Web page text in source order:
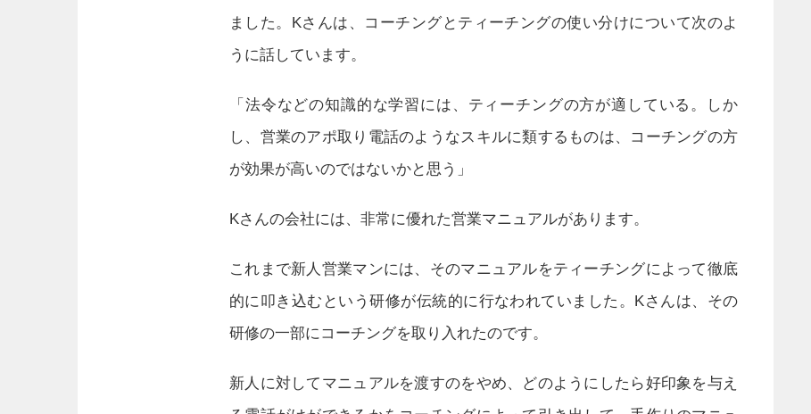
ました。Kさんは、コーチングとティーチングの使い分けについて次のよ
うに話しています。
「法令などの知識的な学習には、ティーチングの方が適している。しか
し、営業のアポ取り電話のようなスキルに類するものは、コーチングの方
が効果が高いのではないかと思う」
Kさんの会社には、非常に優れた営業マニュアルがあります。
これまで新人営業マンには、そのマニュアルをティーチングによって徹底
的に叩き込むという研修が伝統的に行なわれていました。Kさんは、その
研修の一部にコーチングを取り入れたのです。
新人に対してマニュアルを渡すのをやめ、どのようにしたら好印象を与え